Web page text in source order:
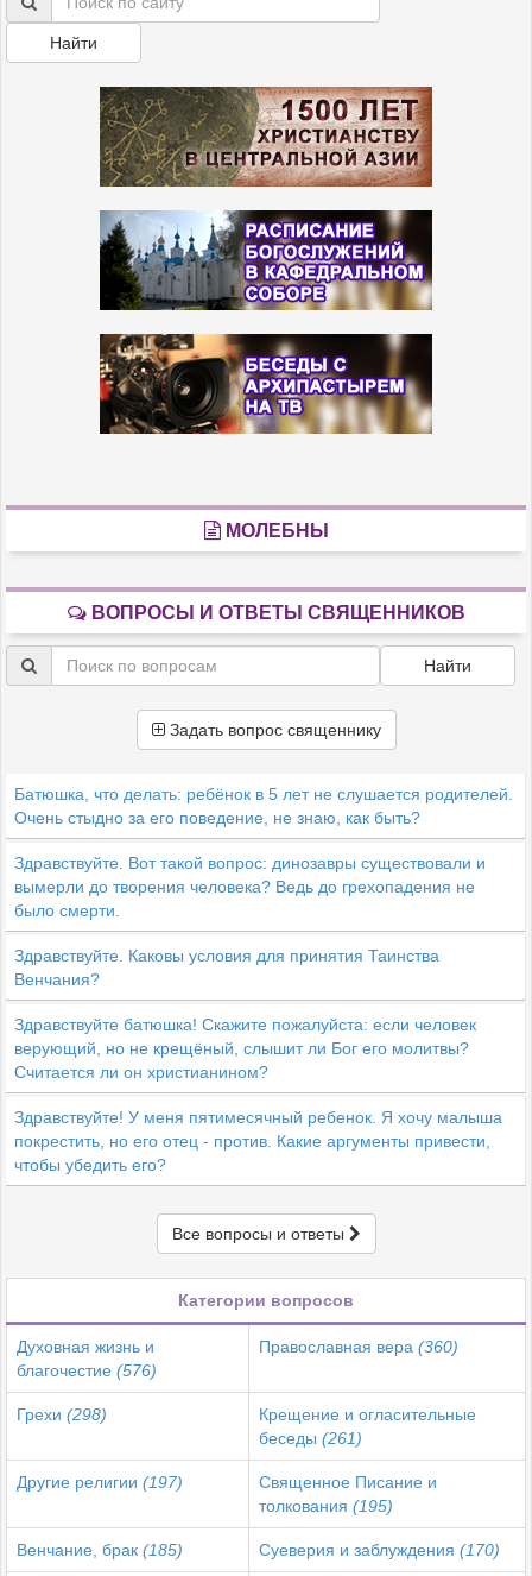
Найти
МОЛЕБНЫ
ВОПРОСЫ И ОТВЕТЫ СВЯЩЕННИКОВ
Найти
Задать вопрос священнику
Батюшка, что делать: ребёнок в 5 лет не слушается родителей.
Очень стыдно за его поведение, не знаю, как быть?
Здравствуйте. Вот такой вопрос: динозавры существовали и
вымерли до творения человека? Ведь до грехопадения не
было смерти.
Здравствуйте. Каковы условия для принятия Таинства
Венчания?
Здравствуйте батюшка! Скажите пожалуйста: если человек
верующий, но не крещёный, слышит ли Бог его молитвы?
Считается ли он христианином?
Здравствуйте! У меня пятимесячный ребенок. Я хочу малыша
покрестить, но его отец - против. Какие аргументы привести,
чтобы убедить его?
Все вопросы и ответы
Категории вопросов
Духовная жизнь и
благочестие (576)
Православная вера (360)
Грехи (298)
Крещение и огласительные
беседы (261)
Другие религии (197)
Священное Писание и
толкования (195)
Венчание, брак (185) Суеверия и заблуждения (170)